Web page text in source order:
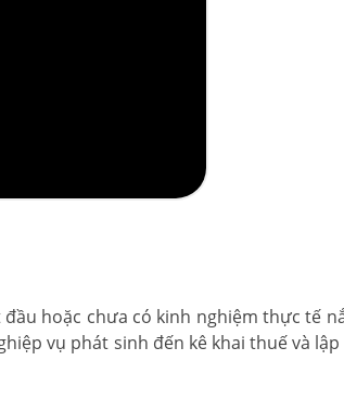
hoặc chưa có kinh nghiệm thực tế
vụ phát sinh đến kê khai thuế và lập